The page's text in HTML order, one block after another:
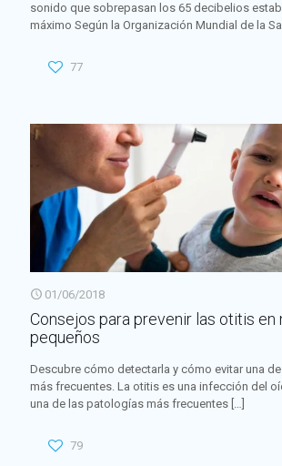
sonido que sobrepasan los 65 decibelios
máximo Según la Organización Mundial de la
77
01/06/2018
Consejos para prevenir las otitis en
pequeños
Descubre cómo detectarla y cómo evitar una
más frecuentes. La otitis es una infección del
una de las patologías más frecuentes […]
79